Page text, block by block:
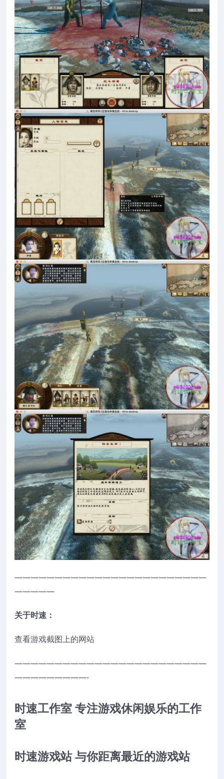
————————————————————————
—————
关于时速：
查看游戏截图上的网站
————————————————————————
—————————-
时速工作室 专注游戏休闲娱乐的工作
室
时速游戏站 与你距离最近的游戏站